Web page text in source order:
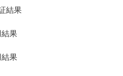
結果
果
果